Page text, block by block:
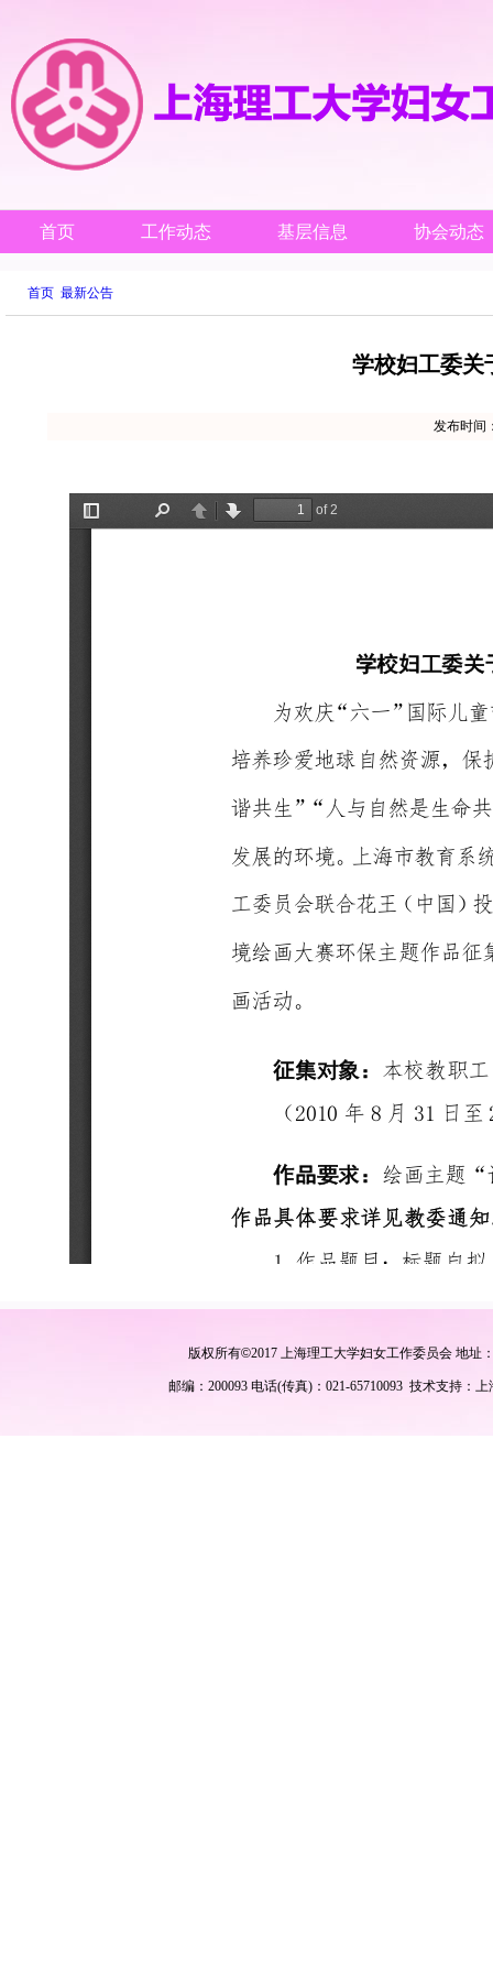
首页 工作动态 基层信息 协会动态
首页 最新公告
学校妇工委关
发布时间
版权所有©2017 上海理工大学妇女工作委员会 地址
邮编：200093 电话(传真)：021-65710093 技术支持：